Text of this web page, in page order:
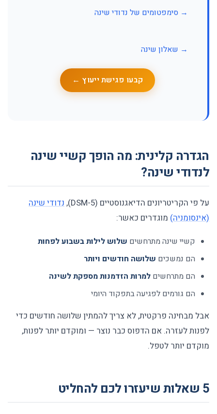
→ סימפטומים של נדודי שינה
→ שאלון שינה
קבעו פגישת ייעוץ ←
הגדרה קלינית: מה הופך קשיי שינה
לנדודי שינה?
על פי הקריטריונים הדיאגנוסטיים (DSM-5),
נדודי שינה
(אינסומניה) מוגדרים כאשר:
קשיי שינה מתרחשים שלוש לילות בשבוע לפחות
הם נמשכים שלושה חודשים ויותר
הם מתרחשים למרות הזדמנות מספקת לשינה
הם גורמים לפגיעה בתפקוד היומי
אבל מבחינה פרקטית, לא צריך להמתין שלושה חודשים כדי
לפנות לעזרה. אם הדפוס כבר נוצר — ומוקדם יותר לפנות,
מוקדם יותר לטפל.
5 שאלות שיעזרו לכם להחליט